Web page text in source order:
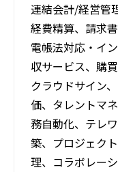
連結会計/経営管
経費精算、請求
電帳法対応・イ
収サービス、購
クラウドサイン
価、タレントマ
務自動化、テレ
築、プロジェク
理、コラボレー